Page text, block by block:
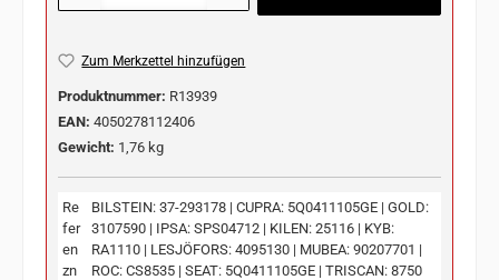
Zum Merkzettel hinzufügen
Produktnummer: R13939
EAN: 4050278112406
Gewicht: 1,76 kg
Re
fer
en
zn
BILSTEIN: 37-293178 | CUPRA: 5Q0411105GE | GOLD:
3107590 | IPSA: SPS04712 | KILEN: 25116 | KYB:
RA1110 | LESJÖFORS: 4095130 | MUBEA: 90207701 |
ROC: CS8535 | SEAT: 5Q0411105GE | TRISCAN: 8750